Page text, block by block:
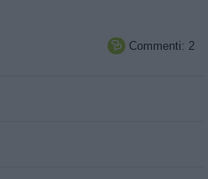
 Commenti: 2